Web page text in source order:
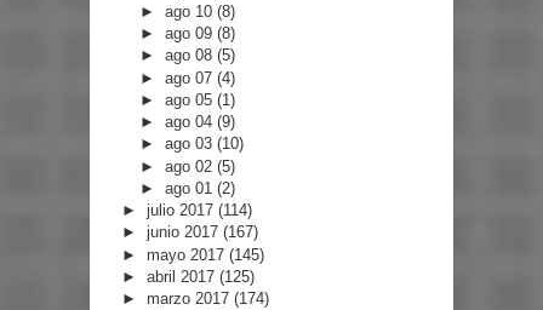
►ago 10(8)
►ago 09(8)
►ago 08(5)
►ago 07(4)
►ago 05(1)
►ago 04(9)
►ago 03(10)
►ago 02(5)
►ago 01(2)
► julio 2017 (114)
► junio 2017 (167)
► mayo 2017 (145)
► abril 2017 (125)
► marzo 2017 (174)